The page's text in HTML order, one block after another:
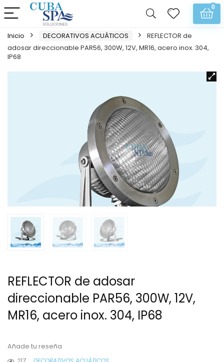
0
Inicio DECORATIVOS ACUÁTICOS
REFLECTOR de
adosar direccionable PAR56, 300W, 12V, MR16, acero inox. 304,
IP68
REFLECTOR de adosar
direccionable PAR56, 300W, 12V,
MR16, acero inox. 304, IP68
Añade tu reseña